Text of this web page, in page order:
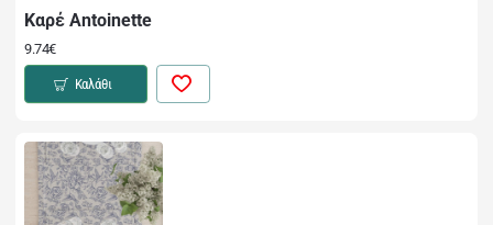
Καρέ Antoinette
9.74€
Καλάθι